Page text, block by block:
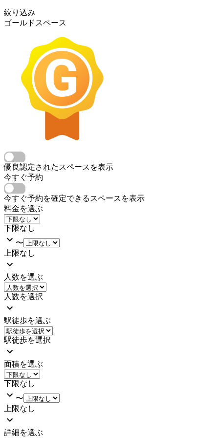
絞り込み
ゴールドスペース
優良認定されたスペースを表示
今すぐ予約
今すぐ予約を確定できるスペースを表示
料金を選ぶ
下限なし
〜
上限なし
人数を選ぶ
人数を選択
駅徒歩を選ぶ
駅徒歩を選択
面積を選ぶ
下限なし
〜
上限なし
詳細を選ぶ